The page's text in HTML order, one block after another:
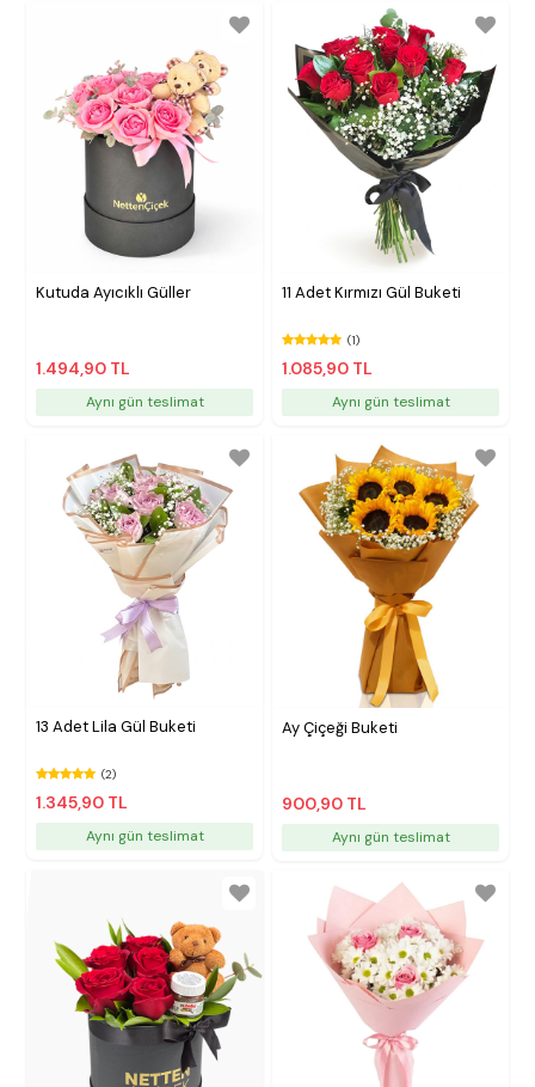
Kutuda Ayıcıklı Güller
1.494,90 TL
Aynı gün teslimat
11 Adet Kırmızı Gül Buketi
(1)
1.085,90 TL
Aynı gün teslimat
13 Adet Lila Gül Buketi
(2)
1.345,90 TL
Aynı gün teslimat
Ay Çiçeği Buketi
900,90 TL
Aynı gün teslimat